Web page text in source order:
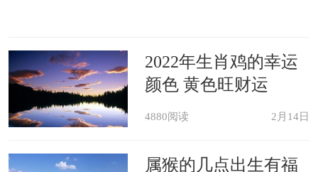
2022年生肖鸡的幸运
颜色 黄色旺财运
4880阅读 2月14日
属猴的几点出生有福